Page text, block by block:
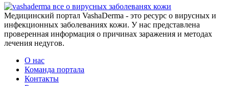
все о вирусных заболеванях кожи
Медицинский портал VashaDerma - это ресурс о вирусных и
инфекционных заболеваниях кожи. У нас представлена
проверенная информация о причинах заражения и методах
лечения недугов.
О нас
Команда портала
Контакты